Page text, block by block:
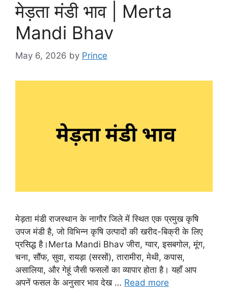
मेड़ता मंडी भाव | Merta
Mandi Bhav
May 6, 2026 by Prince
मेड़ता मंडी राजस्थान के नागौर जिले में स्थित एक प्रमुख कृषि
उपज मंडी है, जो विभिन्न कृषि उत्पादों की खरीद-बिक्री के लिए
प्रसिद्ध है।Merta Mandi Bhav जीरा, ग्वार, इसबगोल, मूंग,
चना, सौंफ, सुवा, रायड़ा (सरसों), तारामीरा, मेथी, कपास,
असालिया, और गेहूं जैसी फसलों का व्यापार होता है। यहाँ आप
अपनें फसल के अनुसार भाव देख … Read more